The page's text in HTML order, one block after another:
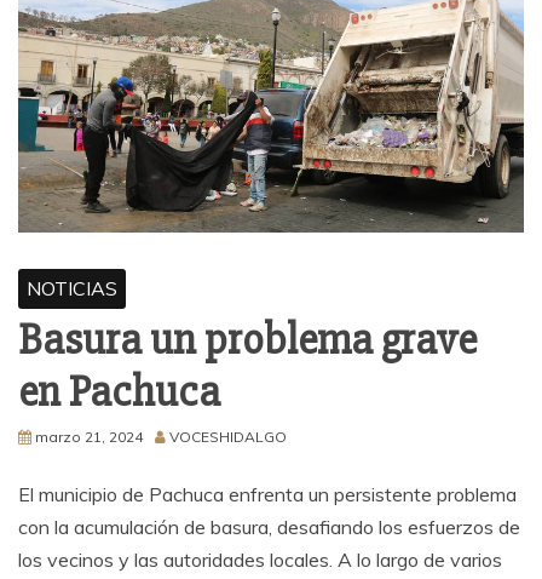
NOTICIAS
Basura un problema grave
en Pachuca
marzo 21, 2024 VOCESHIDALGO
El municipio de Pachuca enfrenta un persistente problema
con la acumulación de basura, desafiando los esfuerzos de
los vecinos y las autoridades locales. A lo largo de varios